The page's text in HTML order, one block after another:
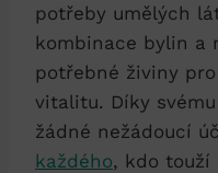
potřeby umělých
kombinace bylin a
potřebné živiny
vitalitu. Díky
žádné nežádoucí
každého, kdo touží